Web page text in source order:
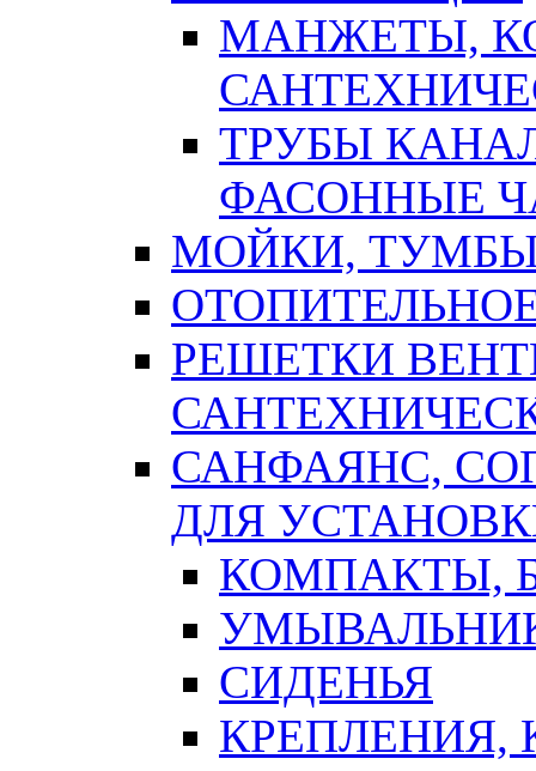
МАНЖЕТЫ,
ТРУБЫ
ФАСОННЫЕ
МОЙКИ,
РЕШЕТКИ
САНФАЯНС,
ДЛЯ
КОМПАКТЫ,
СИДЕНЬЯ